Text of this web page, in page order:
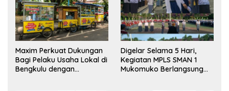
Maxim Perkuat Dukungan
Bagi Pelaku Usaha Lokal di
Bengkulu dengan
Digelar Selama 5 Hari,
Kegiatan MPLS SMAN 1
Mukomuko Berlangsung